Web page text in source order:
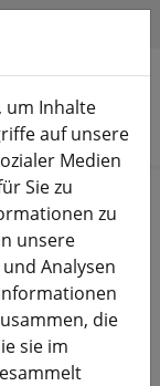
3 Blatt
3 Zoll
um Inhalte
auf unsere
Medien
Sie zu
zu
unsere
Analysen
die
sie im